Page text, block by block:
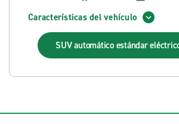
Características del vehículo
SUV automático estándar